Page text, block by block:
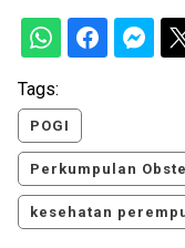
Tags:
POGI
Perkumpulan
kesehatan